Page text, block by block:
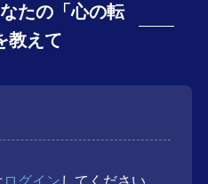
たの「心の転
教えて
ログイン してください。